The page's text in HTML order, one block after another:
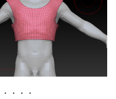
・・・